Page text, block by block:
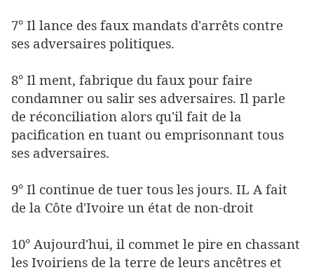
7° Il lance des faux mandats d'arrêts contre
ses adversaires politiques.
8° Il ment, fabrique du faux pour faire
condamner ou salir ses adversaires. Il parle
de réconciliation alors qu'il fait de la
pacification en tuant ou emprisonnant tous
ses adversaires.
9° Il continue de tuer tous les jours. IL A fait
de la Côte d'Ivoire un état de non-droit
10° Aujourd'hui, il commet le pire en chassant
les Ivoiriens de la terre de leurs ancêtres et